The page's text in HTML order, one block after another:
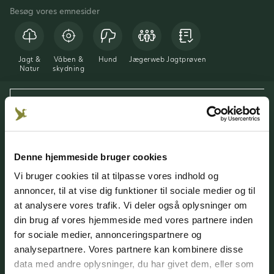
Denne hjemmeside bruger cookies
Vi bruger cookies til at tilpasse vores indhold og
annoncer, til at vise dig funktioner til sociale medier og til
at analysere vores trafik. Vi deler også oplysninger om
din brug af vores hjemmeside med vores partnere inden
for sociale medier, annonceringspartnere og
analysepartnere. Vores partnere kan kombinere disse
data med andre oplysninger, du har givet dem, eller som
Besøg vores emnesider
Jagt &
Natur
Våben &
skydning
Hund Jægerweb Jagtprøven
Danmarks Jægerforbund Vores medier
DJ's medier
89000+ 800+ 900+